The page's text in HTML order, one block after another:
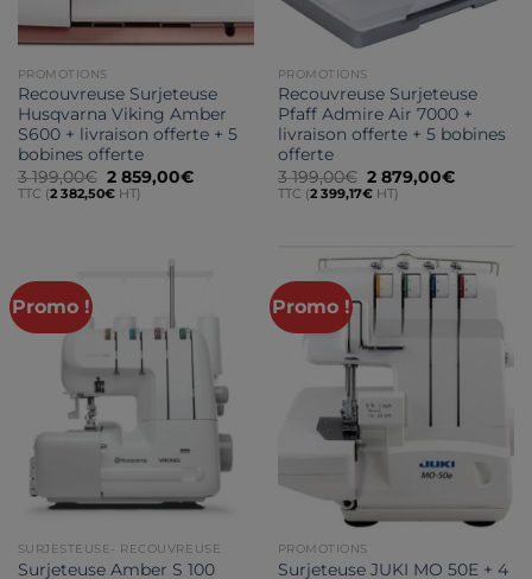
PROMOTIONS
Recouvreuse Surjeteuse
Husqvarna Viking Amber
S600 + livraison offerte + 5
bobines offerte
3 199,00€ Le
prix
initial
2 859,00€Le
TTC (2 382,50€HT)
PROMOTIONS
Recouvreuse Surjeteuse
Pfaff Admire Air 7000 +
livraison offerte + 5 bobines
offerte
3 199,00€ Le
prix
initial
199,00€.
2 879,00€Le
TTC (2 399,17€HT)
Promo !
SURJESTEUSE- RECOUVREUSE
Surjeteuse Amber S 100
Promo !
PROMOTIONS
Surjeteuse JUKI MO 50E + 4